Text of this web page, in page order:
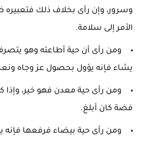
وسرور، وإن رأى بخلاف ذلك فتعبيره
الأمر إلى سلامة.
ومن رأى أن حية أطاعته وهو
يشاء فإنه يؤول بحصول عز وجاه
ومن رأى حية معدن فهو خير،
فضة كان أبلغ.
ومن رأى حية بيضاء فرفعها